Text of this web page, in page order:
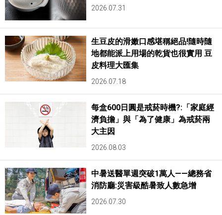
2026.07.31
生豆皮的滑嫩口感堪稱絕品!隨時隨
地都能派上用場的乾貨也很實用 豆
皮料理大匯集
2026.07.18
每盒600日圓是戒菸時機?:「家庭經
濟負擔」與「為了健康」為戒菸兩
大主因
2026.08.03
中暑送醫單週突破1萬人——總務省
消防廳:災害級酷暑致人數急增
2026.07.30